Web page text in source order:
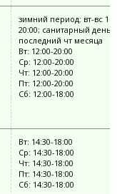
зимний период: вт-вс
20:00; санитарный день:
последний чт месяца
Вт: 12:00-20:00
Ср: 12:00-20:00
Чт: 12:00-20:00
Пт: 12:00-20:00
Сб: 12:00-18:00
Вт: 14:30-18:00
Ср: 14:30-18:00
Чт: 14:30-18:00
Пт: 14:30-18:00
Сб: 14:30-18:00